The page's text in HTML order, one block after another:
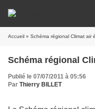
Accueil » Schéma régional Climat air
Schéma régional
Publié le 07/07/2011 à 05:56
Par Thierry BILLET